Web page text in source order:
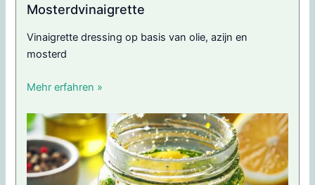
Mosterdvinaigrette
Vinaigrette dressing op basis van olie, azijn en
mosterd
Mehr erfahren »